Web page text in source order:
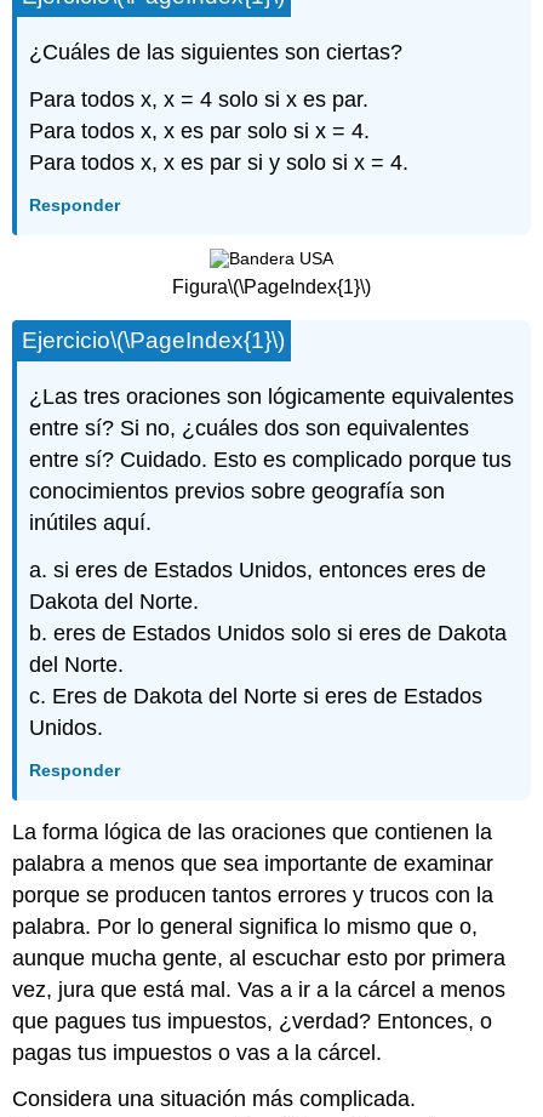
¿Cuáles de las siguientes son ciertas?
Para todos x, x = 4 solo si x es par.
Para todos x, x es par solo si x = 4.
Para todos x, x es par si y solo si x = 4.
Responder
Figura\(\PageIndex{1}\)
Ejercicio\(\PageIndex{1}\)
¿Las tres oraciones son lógicamente equivalentes
entre sí? Si no, ¿cuáles dos son equivalentes
entre sí? Cuidado. Esto es complicado porque tus
conocimientos previos sobre geografía son
inútiles aquí.
a. si eres de Estados Unidos, entonces eres de
Dakota del Norte.
b. eres de Estados Unidos solo si eres de Dakota
del Norte.
c. Eres de Dakota del Norte si eres de Estados
Unidos.
Responder
La forma lógica de las oraciones que contienen la
palabra a menos que sea importante de examinar
porque se producen tantos errores y trucos con la
palabra. Por lo general significa lo mismo que o,
aunque mucha gente, al escuchar esto por primera
vez, jura que está mal. Vas a ir a la cárcel a menos
que pagues tus impuestos, ¿verdad? Entonces, o
pagas tus impuestos o vas a la cárcel.
Considera una situación más complicada.